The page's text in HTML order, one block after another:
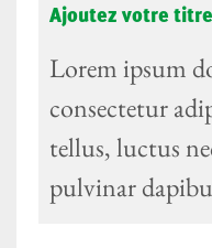
Ajoutez votre
Lorem ipsum
consectetur
tellus, luctus
pulvinar